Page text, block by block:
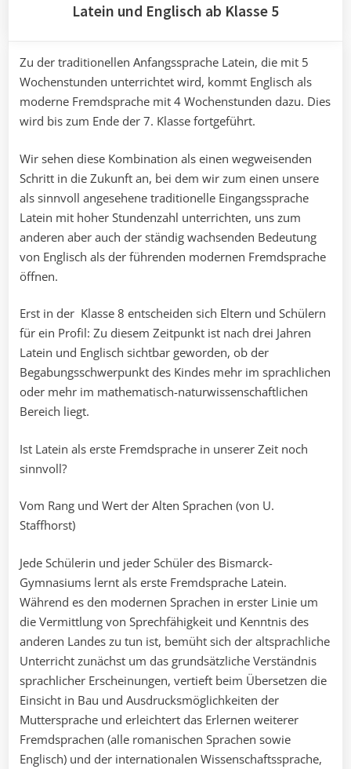
Latein und Englisch ab Klasse 5
Zu der traditionellen Anfangssprache Latein, die mit 5
Wochenstunden unterrichtet wird, kommt Englisch als
moderne Fremdsprache mit 4 Wochenstunden dazu. Dies
wird bis zum Ende der 7. Klasse fortgeführt.
Wir sehen diese Kombination als einen wegweisenden
Schritt in die Zukunft an, bei dem wir zum einen unsere
als sinnvoll angesehene traditionelle Eingangssprache
Latein mit hoher Stundenzahl unterrichten, uns zum
anderen aber auch der ständig wachsenden Bedeutung
von Englisch als der führenden modernen Fremdsprache
öffnen.
Erst in der Klasse 8 entscheiden sich Eltern und Schülern
für ein Profil: Zu diesem Zeitpunkt ist nach drei Jahren
Latein und Englisch sichtbar geworden, ob der
Begabungsschwerpunkt des Kindes mehr im sprachlichen
oder mehr im mathematisch-naturwissenschaftlichen
Bereich liegt.
Ist Latein als erste Fremdsprache in unserer Zeit noch
sinnvoll?
Vom Rang und Wert der Alten Sprachen (von U.
Staffhorst)
Jede Schülerin und jeder Schüler des Bismarck-
Gymnasiums lernt als erste Fremdsprache Latein.
Während es den modernen Sprachen in erster Linie um
die Vermittlung von Sprechfähigkeit und Kenntnis des
anderen Landes zu tun ist, bemüht sich der altsprachliche
Unterricht zunächst um das grundsätzliche Verständnis
sprachlicher Erscheinungen, vertieft beim Übersetzen die
Einsicht in Bau und Ausdrucksmöglichkeiten der
Muttersprache und erleichtert das Erlernen weiterer
Fremdsprachen (alle romanischen Sprachen sowie
Englisch) und der internationalen Wissenschaftssprache,